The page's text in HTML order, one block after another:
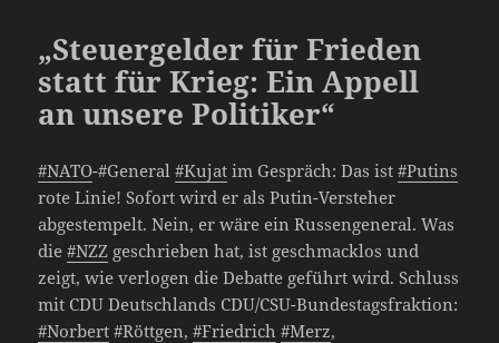
„Steuergelder für Frieden
statt für Krieg: Ein Appell
an unsere Politiker“
#NATO-#General#Kujat im Gespräch: Das ist#Putins
rote Linie! Sofort wird er als Putin-Versteher
abgestempelt. Nein, er wäre ein Russengeneral. Was
die#NZZ geschrieben hat, ist geschmacklos und
zeigt, wie verlogen die Debatte geführt wird. Schluss
mit CDU Deutschlands CDU/CSU-Bundestagsfraktion:
#Norbert #Röttgen,#Friedrich #Merz,